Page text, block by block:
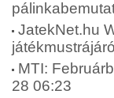
JatekNet.hu
MTI:
28 06:23